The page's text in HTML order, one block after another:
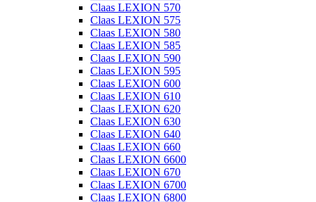
Claas LEXION 570
Claas LEXION 575
Claas LEXION 580
Claas LEXION 585
Claas LEXION 590
Claas LEXION 595
Claas LEXION 600
Claas LEXION 610
Claas LEXION 620
Claas LEXION 630
Claas LEXION 640
Claas LEXION 660
Claas LEXION 6600
Claas LEXION 670
Claas LEXION 6700
Claas LEXION 6800